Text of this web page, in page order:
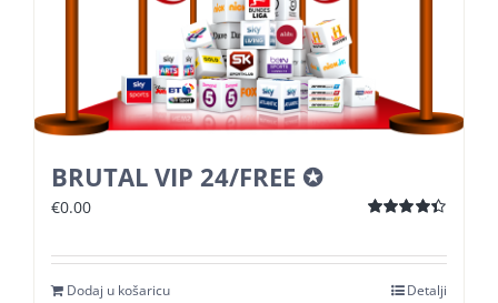
BRUTAL VIP 24/FREE ✪
€0.00
Dodaj u košaricu Detalji